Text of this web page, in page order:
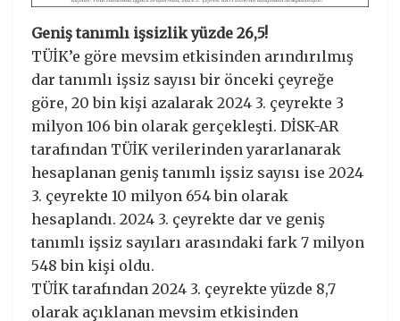
Geniş tanımlı işsizlik yüzde 26,5!
TÜİK’e göre mevsim etkisinden arındırılmış
dar tanımlı işsiz sayısı bir önceki çeyreğe
göre, 20 bin kişi azalarak 2024 3. çeyrekte 3
milyon 106 bin olarak gerçekleşti. DİSK-AR
tarafından TÜİK verilerinden yararlanarak
hesaplanan geniş tanımlı işsiz sayısı ise 2024
3. çeyrekte 10 milyon 654 bin olarak
hesaplandı. 2024 3. çeyrekte dar ve geniş
tanımlı işsiz sayıları arasındaki fark 7 milyon
548 bin kişi oldu.
TÜİK tarafından 2024 3. çeyrekte yüzde 8,7
olarak açıklanan mevsim etkisinden